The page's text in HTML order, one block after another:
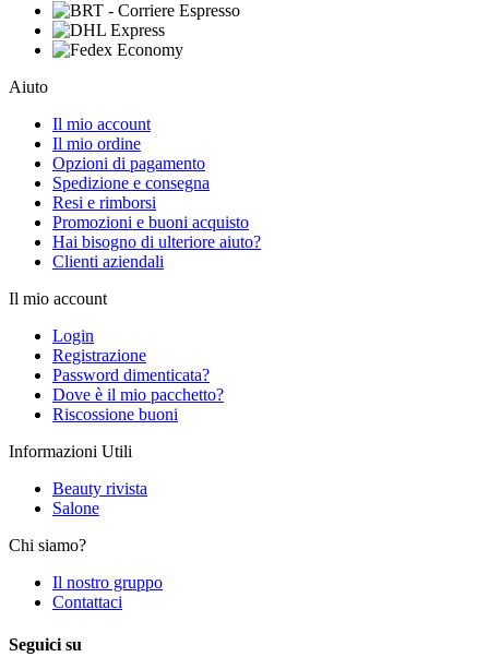
Aiuto
Il mio account
Il mio ordine
Opzioni di pagamento
Spedizione e consegna
Resi e rimborsi
Promozioni e buoni acquisto
Hai bisogno di ulteriore aiuto?
Clienti aziendali
Il mio account
Login
Registrazione
Password dimenticata?
Dove è il mio pacchetto?
Riscossione buoni
Informazioni Utili
Beauty rivista
Salone
Chi siamo?
Il nostro gruppo
Contattaci
Seguici su